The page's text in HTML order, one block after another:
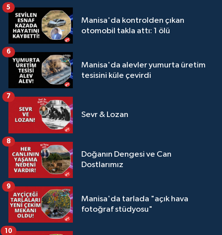
Manisa'da kontrolden çıkan
otomobil takla attı: 1 ölü
5
Manisa'da alevler yumurta üretim
tesisini küle çevirdi
6
Sevr & Lozan
7
Doğanın Dengesi ve Can
Dostlarımız
8
Manisa'da tarlada "açık hava
fotoğraf stüdyosu"
9
10